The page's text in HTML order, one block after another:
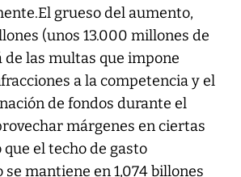
grueso del aumento,
(unos 13.000 millones de
de las multas que impone
a la competencia y el
de fondos durante el
márgenes en ciertas
el techo de gasto
mantiene en 1,074 billones